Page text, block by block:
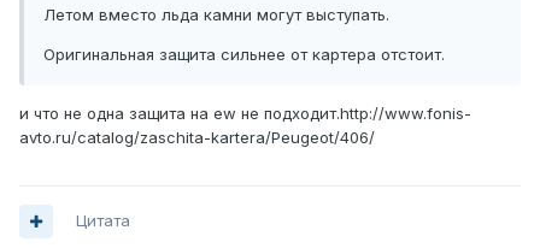
Летом вместо льда камни могут выступать.
Оригинальная защита сильнее от картера отстоит.
и что не одна защита на ew не подходит.http://www.fonis-
avto.ru/catalog/zaschita-kartera/Peugeot/406/
Цитата